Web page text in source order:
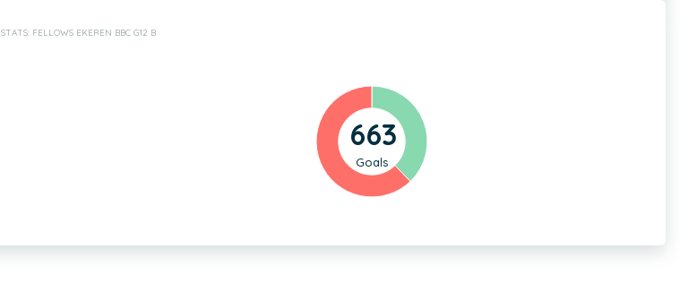
STATS: FELLOWS EKEREN BBC G12 B
663
Goals